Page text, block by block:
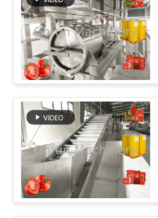
CITAÇÕES
MAPA
DO
SITE
POLÍTICA
DE
PRIVACIDADE